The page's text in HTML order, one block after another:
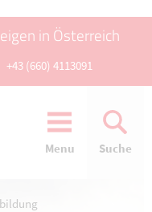
in Österreich
+43 (660) 4113091
Menu Suche